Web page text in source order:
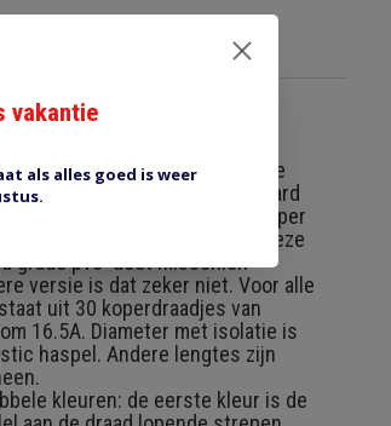
Draad met dunne isolatie: Deze
uit de catalogus: Thin wall hard
plain annealed copper
-45 tot 105 graden celcius. Deze
grade pvc' doet misschien
versie is dat zeker niet. Voor alle
uit 30 koperdraadjes van
16.5A. Diameter met isolatie is
haspel. Andere lengtes zijn
kleuren: de eerste kleur is de
vakantie
als alles goed is weer